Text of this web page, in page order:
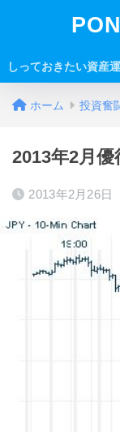
しっておきたい資産
ホーム 投資奮
2013年2月
2013年2月26日